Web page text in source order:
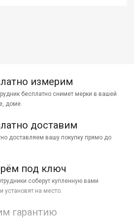
измерим
бесплатно снимет мерки в вашей
доме.
доставим
доставляем вашу покупку прямо до
под ключ
соберут купленную вами
установят на место.
гарантию